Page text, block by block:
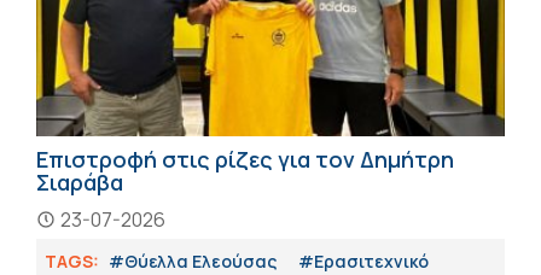
Επιστροφή στις ρίζες για τον Δημήτρη
Σιαράβα
23-07-2026
TAGS: #Θύελλα Ελεούσας
#Eρασιτεχνικό